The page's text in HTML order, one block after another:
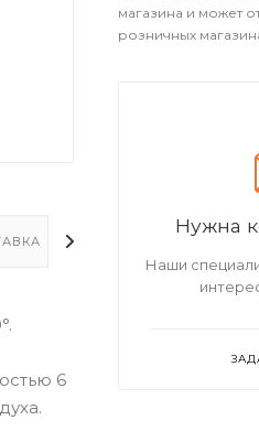
6
магазина и может
розничных
Нужна
Наши